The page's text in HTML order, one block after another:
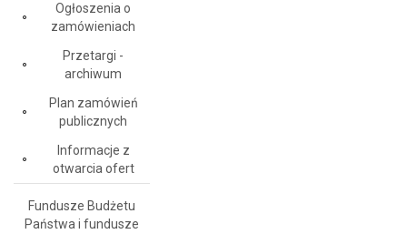
Ogłoszenia o
zamówieniach
Przetargi -
archiwum
Plan zamówień
publicznych
Informacje z
otwarcia ofert
Fundusze Budżetu
Państwa i fundusze